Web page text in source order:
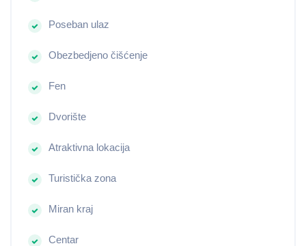
Poseban ulaz
Obezbedjeno čišćenje
Fen
Dvorište
Atraktivna lokacija
Turistička zona
Miran kraj
Centar